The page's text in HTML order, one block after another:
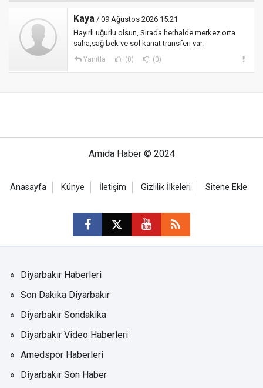
Kaya / 09 Ağustos 2026 15:21
Hayırlı uğurlu olsun, Sırada herhalde merkez orta
saha,sağ bek ve sol kanat transferi var.
Yanıtla (0) (0)
Amida Haber © 2024
Anasayfa Künye İletişim Gizlilik İlkeleri Sitene Ekle
Diyarbakır Haberleri
Son Dakika Diyarbakır
Diyarbakır Sondakika
Diyarbakır Video Haberleri
Amedspor Haberleri
Diyarbakır Son Haber